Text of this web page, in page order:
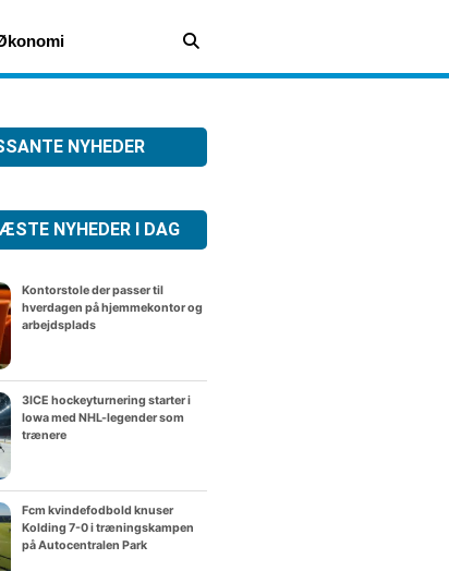
NYHEDER
NYHEDER I DAG
Kontorstole der passer til
hverdagen på hjemmekontor og
arbejdsplads
3ICE hockeyturnering starter i
Iowa med NHL-legender som
trænere
Fcm kvindefodbold knuser
Kolding 7-0 i træningskampen
på Autocentralen Park